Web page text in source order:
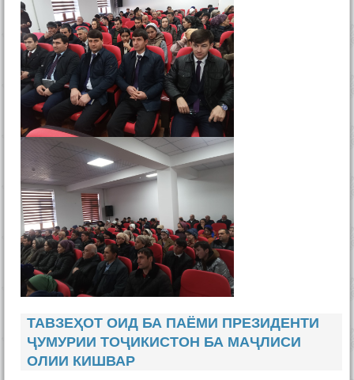
ТАВЗЕҲОТ ОИД БА ПАЁМИ ПРЕЗИДЕНТИ
ҶУМУРИИ ТОҶИКИСТОН БА МАҶЛИСИ
ОЛИИ КИШВАР